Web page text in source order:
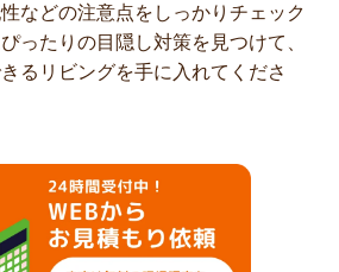
などの注意点をしっかりチェック
ったりの目隠し対策を見つけて、
るリビングを手に入れてくださ